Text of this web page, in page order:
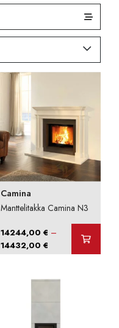
Camina
Manttelitakka Camina N3
14244,00€ –
14432,00€ Hintaluokka:
14244,00 €
14432,00 €